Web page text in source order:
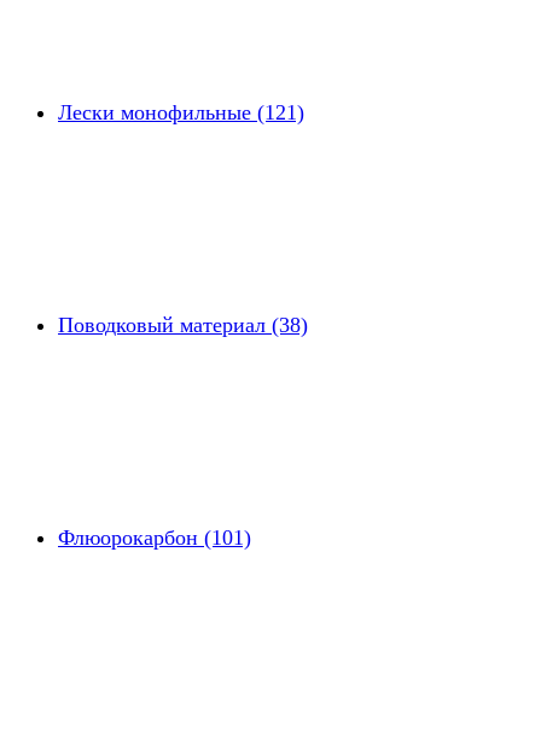
Лески монофильные (121)
Поводковый материал (38)
Флюорокарбон (101)